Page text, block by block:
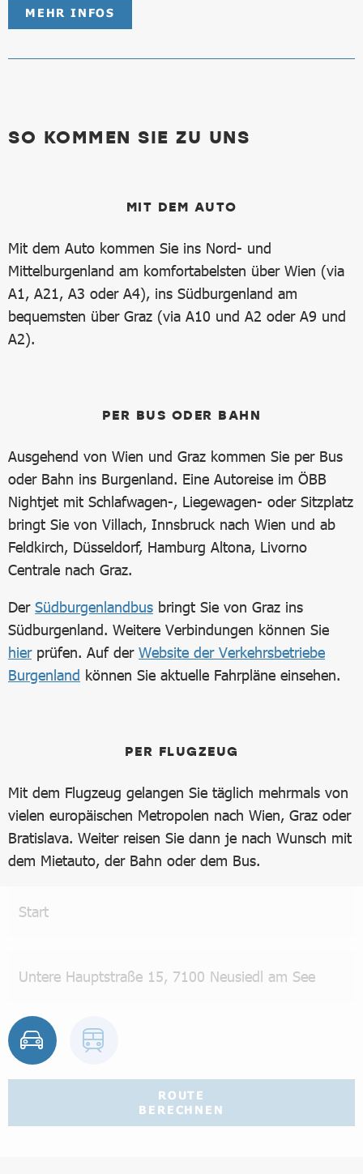
MEHR INFOS
SO KOMMEN SIE ZU UNS
MIT DEM AUTO
Mit dem Auto kommen Sie ins Nord- und
Mittelburgenland am komfortabelsten über Wien (via
A1, A21, A3 oder A4), ins Südburgenland am
bequemsten über Graz (via A10 und A2 oder A9 und
A2).
PER BUS ODER BAHN
Ausgehend von Wien und Graz kommen Sie per Bus
oder Bahn ins Burgenland. Eine Autoreise im ÖBB
Nightjet mit Schlafwagen-, Liegewagen- oder Sitzplatz
bringt Sie von Villach, Innsbruck nach Wien und ab
Feldkirch, Düsseldorf, Hamburg Altona, Livorno
Centrale nach Graz.
Der Südburgenlandbus bringt Sie von Graz ins
Südburgenland. Weitere Verbindungen können Sie
hierprüfen. Auf der Website der Verkehrsbetriebe
Burgenland können Sie aktuelle Fahrpläne einsehen.
PER FLUGZEUG
Mit dem Flugzeug gelangen Sie täglich mehrmals von
vielen europäischen Metropolen nach Wien, Graz oder
Bratislava. Weiter reisen Sie dann je nach Wunsch mit
dem Mietauto, der Bahn oder dem Bus.
ROUTE
BERECHNEN